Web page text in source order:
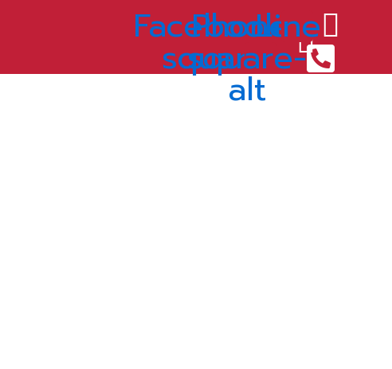
Facebook-
square
Phone-
square-
alt
Line
แปรรูปเป็นผลิตภัณฑ์ต่างๆ ตามการใช้งานลูกค้า